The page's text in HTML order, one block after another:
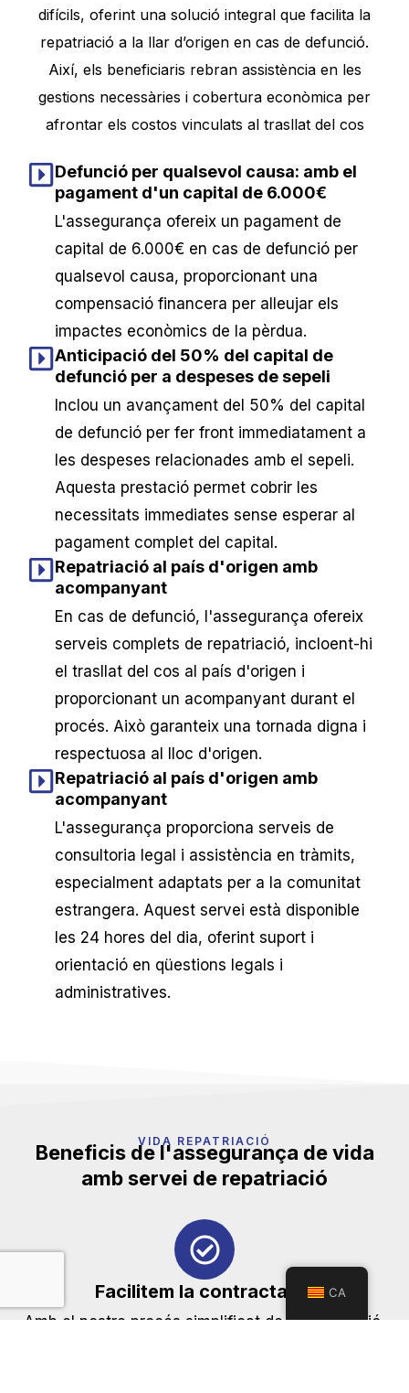
difícils, oferint una solució integral que facilita la
repatriació a la llar d’origen en cas de defunció.
Així, els beneficiaris rebran assistència en les
gestions necessàries i cobertura econòmica per
afrontar els costos vinculats al trasllat del cos
Defunció per qualsevol causa: amb el
pagament d'un capital de 6.000€
L'assegurança ofereix un pagament de
capital de 6.000€ en cas de defunció per
qualsevol causa, proporcionant una
compensació financera per alleujar els
impactes econòmics de la pèrdua.
Anticipació del 50% del capital de
defunció per a despeses de sepeli
Inclou un avançament del 50% del capital
de defunció per fer front immediatament a
les despeses relacionades amb el sepeli.
Aquesta prestació permet cobrir les
necessitats immediates sense esperar al
pagament complet del capital.
Repatriació al país d'origen amb
acompanyant
En cas de defunció, l'assegurança ofereix
serveis complets de repatriació, incloent-hi
el trasllat del cos al país d'origen i
proporcionant un acompanyant durant el
procés. Això garanteix una tornada digna i
respectuosa al lloc d'origen.
Repatriació al país d'origen amb
acompanyant
L'assegurança proporciona serveis de
consultoria legal i assistència en tràmits,
especialment adaptats per a la comunitat
estrangera. Aquest servei està disponible
les 24 hores del dia, oferint suport i
orientació en qüestions legals i
administratives.
VIDA REPATRIACIÓ
Beneficis de l'assegurança de vida
amb servei de repatriació
Facilitem la contractació
Amb el nostre procés simplificat de contractació,
CA